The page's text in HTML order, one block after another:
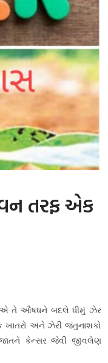
તરફ એક
તે ઔષધને બદલે ધીમું ઝેર
ખાતરો અને ઝેરી જંતુનાશકો
કેન્સર જેવી જીવલેણ